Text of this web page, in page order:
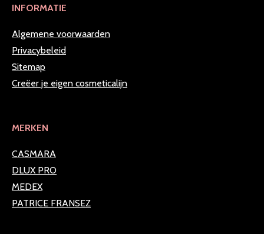
INFORMATIE
Algemene voorwaarden
Privacybeleid
Sitemap
Creëer je eigen cosmeticalijn
MERKEN
CASMARA
DLUX PRO
MEDEX
PATRICE FRANSEZ